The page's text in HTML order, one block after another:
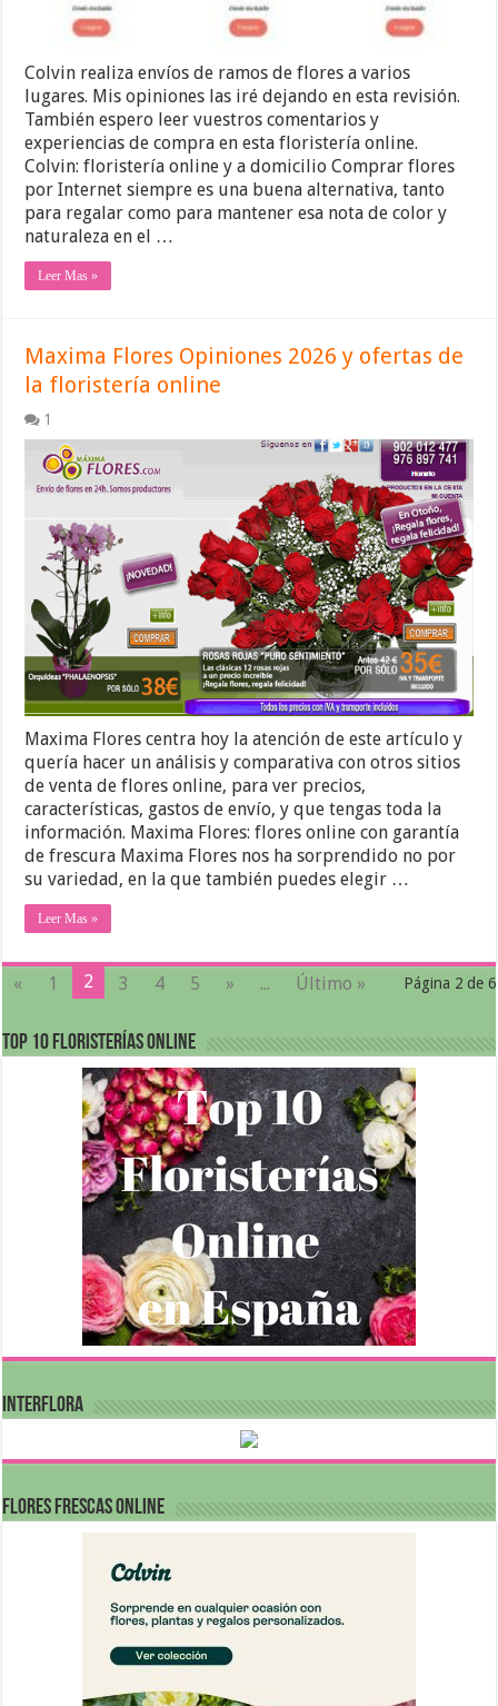
Colvin realiza envíos de ramos de flores a varios
lugares. Mis opiniones las iré dejando en esta revisión.
También espero leer vuestros comentarios y
experiencias de compra en esta floristería online.
Colvin: floristería online y a domicilio Comprar flores
por Internet siempre es una buena alternativa, tanto
para regalar como para mantener esa nota de color y
naturaleza en el …
Leer Mas »
Maxima Flores Opiniones 2026 y ofertas de
la floristería online
1
Maxima Flores centra hoy la atención de este artículo y
quería hacer un análisis y comparativa con otros sitios
de venta de flores online, para ver precios,
características, gastos de envío, y que tengas toda la
información. Maxima Flores: flores online con garantía
de frescura Maxima Flores nos ha sorprendido no por
su variedad, en la que también puedes elegir …
Leer Mas »
Página 2 de 6
« 1 2 3 4 5 » ... Último »
Top 10 Floristerías Online
INTERFLORA
FLORES FRESCAS ONLINE